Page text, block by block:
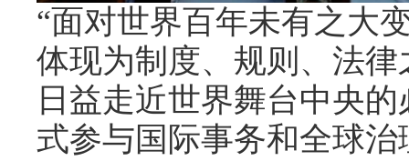
“面对世界百年未有之大
体现为制度、规则、法
日益走近世界舞台中央
式参与国际事务和全球治